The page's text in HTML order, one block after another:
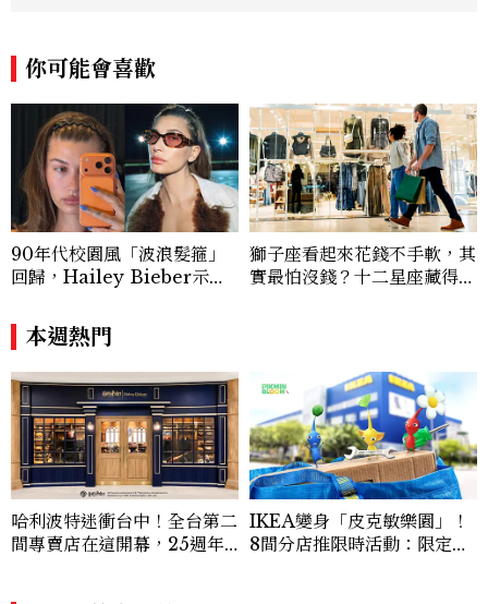
度的內容。 《Marie Claire》始終以敏銳
視角與編輯直覺，引領讀者探索女性多元面
貌與生活品味風格的無限可能。
你可能會喜歡
90年代校園風「波浪髮箍」
回歸，Hailey Bieber示範
u髮箍未開賣先爆紅！
獅子座看起來花錢不手軟，其
實最怕沒錢？十二星座藏得最
本週熱門
哈利波特迷衝台中！全台第二
間專賣店在這開幕，25週年
IKEA變身「皮克敏樂園」！
8間分店推限時活動：限定金